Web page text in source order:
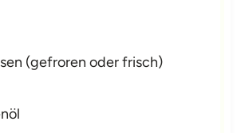
(gefroren oder frisch)